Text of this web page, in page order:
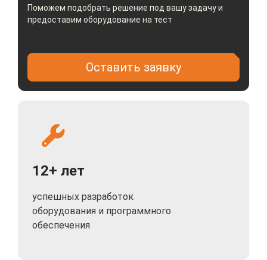
Поможем подобрать решение под вашу задачу и
предоставим оборудование на тест
Оставить заявку
12+ лет
успешных разработок
оборудования и программного
обеспечения